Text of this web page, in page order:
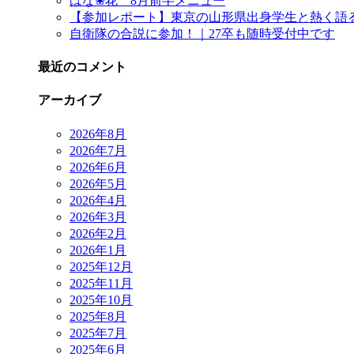
【参加レポート】東京の山形県出身学生と熱く
自衛隊の合説に参加！｜27卒も随時受付中です
最近のコメント
アーカイブ
2026年8月
2026年7月
2026年6月
2026年5月
2026年4月
2026年3月
2026年2月
2026年1月
2025年12月
2025年11月
2025年10月
2025年8月
2025年7月
2025年6月